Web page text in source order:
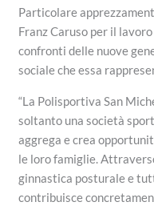
Particolare
Franz Caruso per il
confronti delle nuove
sociale che essa
“La Polisportiva San
soltanto una società
aggrega e crea
le loro famiglie.
ginnastica posturale e
contribuisce